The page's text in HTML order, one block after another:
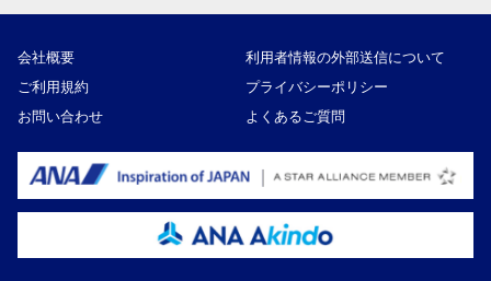
会社概要
利用者情報の外部送信について
ご利用規約
プライバシーポリシー
お問い合わせ
よくあるご質問